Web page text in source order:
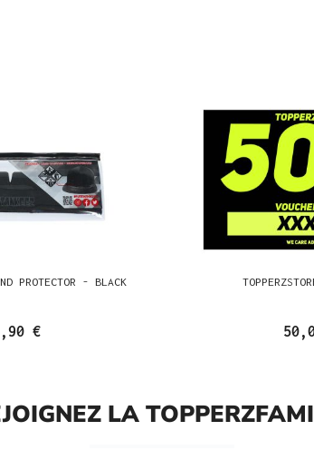
PROTECTOR - BLACK
€
LA